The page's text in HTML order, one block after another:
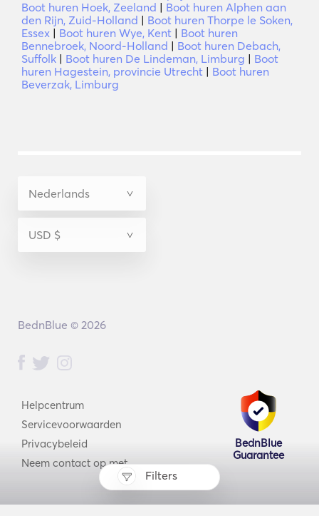
Filters
Boot huren Hoek, Zeeland | Boot huren Alphen aan
den Rijn, Zuid-Holland | Boot huren Thorpe le Soken,
Essex | Boot huren Wye, Kent | Boot huren
Bennebroek, Noord-Holland | Boot huren Debach,
Suffolk | Boot huren De Lindeman, Limburg | Boot
huren Hagestein, provincie Utrecht | Boot huren
Beverzak, Limburg
Helpcentrum
Servicevoorwaarden
Privacybeleid
Neem contact op met
BednBlue
Guarantee
BednBlue © 2026